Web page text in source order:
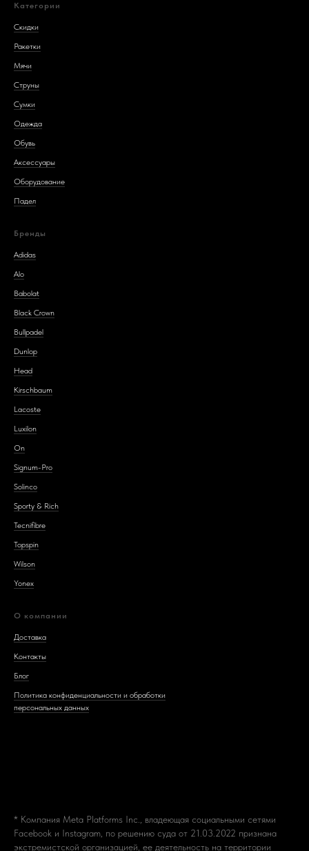
Категории
Скидки
Ракетки
Мячи
Струны
Сумки
Одежда
Обувь
Аксессуары
Оборудование
Падел
Бренды
Adidas
Alo
Babolat
Black Crown
Bullpadel
Dunlop
Head
Kirschbaum
Lacoste
Luxilon
On
Signum-Pro
Solinco
Sporty & Rich
Tecnifibre
Topspin
Wilson
Yonex
О компании
Доставка
Контакты
Блог
Политика конфиденциальности и обработки
персональных данных
* Компания Meta Platforms Inc., владеющая социальными сетями
Facebook и Instagram, по решению суда от 21.03.2022 признана
экстремистской организацией, ее деятельность на территории